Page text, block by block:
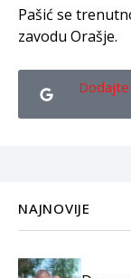
Pašić se
zavodu Orašje.
Dodajte
NAJNOVIJE